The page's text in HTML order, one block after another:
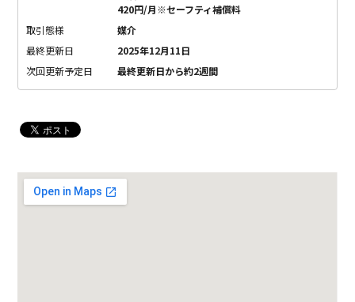
420円/月※セーフティ補償料
取引態様
媒介
最終更新日
2025年12月11日
次回更新予定日
最終更新日から約2週間